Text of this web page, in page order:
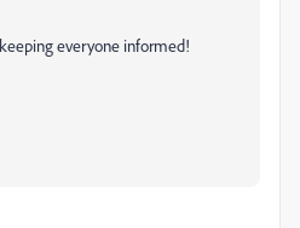
everyone informed!